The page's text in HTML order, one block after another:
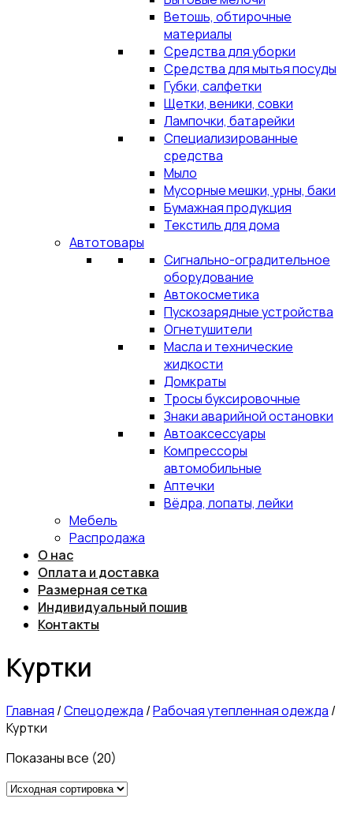
Ветошь, обтирочные
материалы
Средства для уборки
Средства для мытья посуды
Губки, салфетки
Щетки, веники, совки
Лампочки, батарейки
Специализированные
средства
Мыло
Мусорные мешки, урны, баки
Бумажная продукция
Текстиль для дома
Автотовары
Сигнально-оградительное
оборудование
Автокосметика
Пускозарядные устройства
Огнетушители
Масла и технические
жидкости
Домкраты
Тросы буксировочные
Знаки аварийной остановки
Автоаксессуары
Компрессоры
автомобильные
Аптечки
Вёдра, лопаты, лейки
Мебель
Распродажа
О нас
Оплата и доставка
Размерная сетка
Индивидуальный пошив
Контакты
Куртки
Главная /Спецодежда /Рабочая утепленная одежда /
Куртки
Показаны все (20)